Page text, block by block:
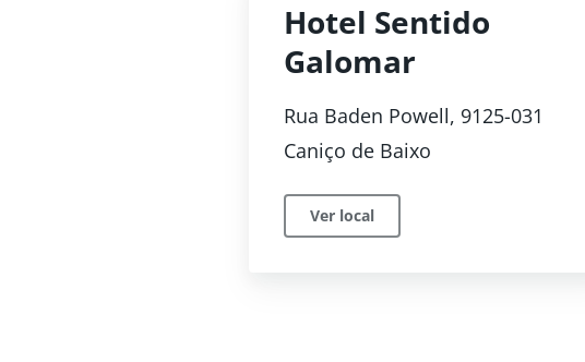
Hotel Sentido
Galomar
Rua Baden Powell, 9125-031
Caniço de Baixo
Ver local